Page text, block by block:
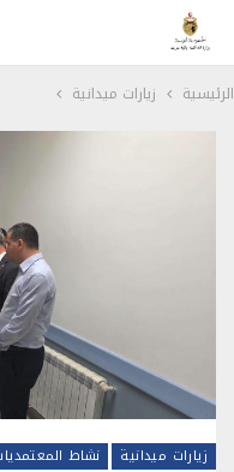
الرئيسية زيارات ميدانية
زيارات ميدانية نشاط